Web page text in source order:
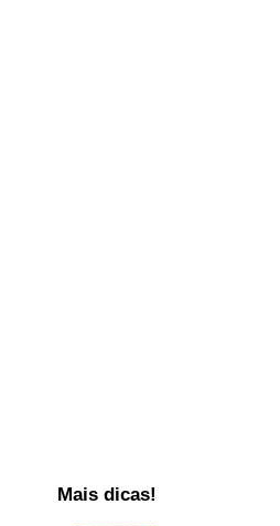
Mais dicas!